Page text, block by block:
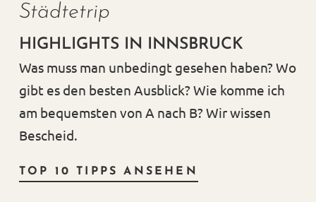
Städtetrip
HIGHLIGHTS IN INNSBRUCK
Was muss man unbedingt gesehen haben? Wo
gibt es den besten Ausblick? Wie komme ich
am bequemsten von A nach B? Wir wissen
Bescheid.
TOP 10 TIPPS ANSEHEN